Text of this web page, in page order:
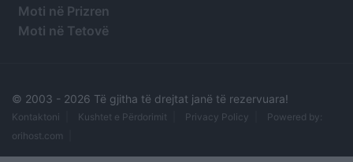
Moti në Prizren
Moti në Tetovë
© 2003 - 2026 Të gjitha të drejtat janë të rezervuara!
Kontaktoni Kushtet e Përdorimit Privacy Policy
Powered by:
orihost.com